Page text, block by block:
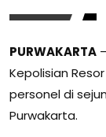
PURWAKARTA
Kepolisian
personel di
Purwakarta.